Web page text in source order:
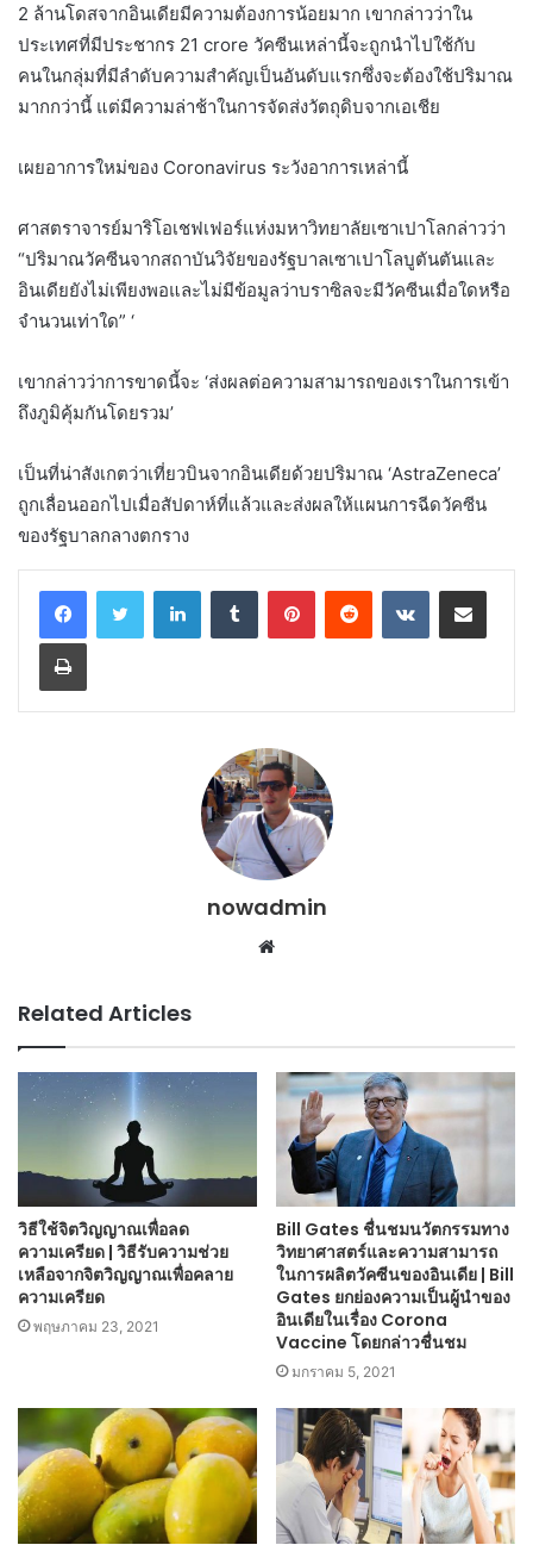
2 ล้านโดสจากอินเดียมีความต้องการน้อยมาก เขากล่าวว่าใน
ประเทศที่มีประชากร 21 crore วัคซีนเหล่านี้จะถูกนำไปใช้กับ
คนในกลุ่มที่มีลำดับความสำคัญเป็นอันดับแรกซึ่งจะต้องใช้ปริมาณ
มากกว่านี้ แต่มีความล่าช้าในการจัดส่งวัตถุดิบจากเอเชีย
เผยอาการใหม่ของ Coronavirus ระวังอาการเหล่านี้
ศาสตราจารย์มาริโอเชฟเฟอร์แห่งมหาวิทยาลัยเซาเปาโลกล่าวว่า
“ปริมาณวัคซีนจากสถาบันวิจัยของรัฐบาลเซาเปาโลบูตันตันและ
อินเดียยังไม่เพียงพอและไม่มีข้อมูลว่าบราซิลจะมีวัคซีนเมื่อใดหรือ
จำนวนเท่าใด” ‘
เขากล่าวว่าการขาดนี้จะ ‘ส่งผลต่อความสามารถของเราในการเข้า
ถึงภูมิคุ้มกันโดยรวม’
เป็นที่น่าสังเกตว่าเที่ยวบินจากอินเดียด้วยปริมาณ ‘AstraZeneca’
ถูกเลื่อนออกไปเมื่อสัปดาห์ที่แล้วและส่งผลให้แผนการฉีดวัคซีน
ของรัฐบาลกลางตกราง
LinkedInTumblr PinterestReddit VKontakteShare via Email
Print
nowadmin
Website
Related Articles
วิธีใช้จิตวิญญาณเพื่อลด
ความเครียด | วิธีรับความช่วย
เหลือจากจิตวิญญาณเพื่อคลาย
ความเครียด
พฤษภาคม 23, 2021
Bill Gates ชื่นชมนวัตกรรมทาง
วิทยาศาสตร์และความสามารถ
ในการผลิตวัคซีนของอินเดีย | Bill
Gates ยกย่องความเป็นผู้นำของ
อินเดียในเรื่อง Corona
Vaccine โดยกล่าวชื่นชม
มกราคม 5, 2021